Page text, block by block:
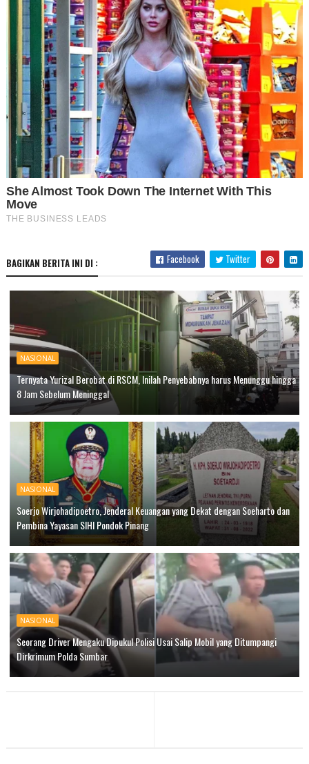
BAGIKAN BERITA INI DI : Facebook Twitter
NASIONAL
Ternyata Yurizal Berobat di RSCM, Inilah Penyebabnya harus Menunggu hingga
8 Jam Sebelum Meninggal
NASIONAL
Soerjo Wirjohadipoetro, Jenderal Keuangan yang Dekat dengan Soeharto dan
Pembina Yayasan SIHI Pondok Pinang
NASIONAL
Seorang Driver Mengaku Dipukul Polisi Usai Salip Mobil yang Ditumpangi
Dirkrimum Polda Sumbar